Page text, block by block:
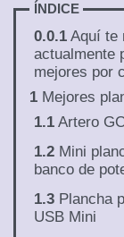
ÍNDICE
0.0.1 Aquí te
actualmente
mejores por
1 Mejores
1.1 Artero
1.2 Mini
banco de
1.3 Plancha
USB Mini